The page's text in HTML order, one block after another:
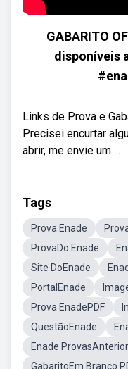
GABARITO
disponíveis
Links de Prova e
Precisei encurtar
abrir, me envie um ...
Tags
Prova Enade
ProvaDo Enade
Site DoEnade
PortalEnade
Prova EnadePDF
QuestãoEnade
Enade
GabaritoEm Branco